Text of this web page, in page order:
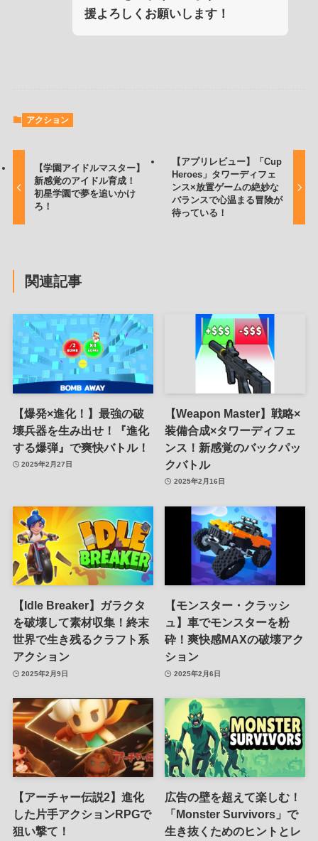
援よろしくお願いします！
アクション
【学園アイドルマスター】
新感覚のアイドル育成！
初星学園で夢を追いかけ
ろ！
【アプリレビュー】「Cup
Heroes」タワーディフェ
ンス×放置ゲームの絶妙な
バランスで心温まる冒険が
待っている！
関連記事
【爆発×進化！】最強の破
壊兵器を生み出せ！『進化
する爆弾』で爽快バトル！
2025年2月27日
【Weapon Master】戦略×
装備合成×タワーディフェ
ンス！新感覚のバックパッ
クバトル
2025年2月16日
【Idle Breaker】ガラクタ
を破壊して素材収集！終末
世界で生き残るクラフト系
アクション
2025年2月9日
【モンスター・クラッシ
ュ】車でモンスターを粉
砕！爽快感MAXの破壊アク
ション
2025年2月6日
【アーチャー伝説2】進化
した片手アクションRPGで
狙い撃て！
広告の壁を超えて楽しむ！
「Monster Survivors」で
生き抜くためのヒントとレ